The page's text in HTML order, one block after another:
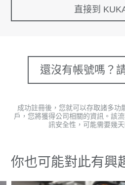
直接到
還沒有帳號嗎？
成功註冊後，您就可以存取諸多功
戶，您將獲得公司相關的資訊。該
訊安全性，可能需要幾
你也可能對此有興